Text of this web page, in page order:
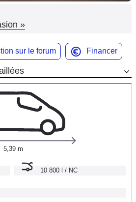
»
sur le forum Financer
5,39 m
10 800 l / NC